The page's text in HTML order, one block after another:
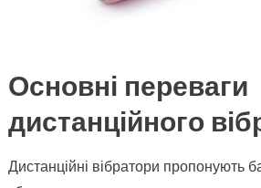
Основні переваги
дистанційного
Дистанційні вібратори пропонують